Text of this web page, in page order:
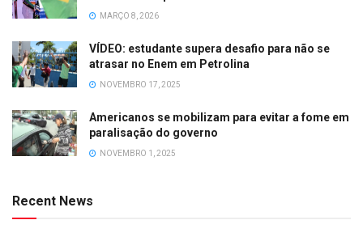
MARÇO 8, 2026
VÍDEO: estudante supera desafio para não se
atrasar no Enem em Petrolina
NOVEMBRO 17, 2025
Americanos se mobilizam para evitar a fome em
paralisação do governo
NOVEMBRO 1, 2025
Recent News